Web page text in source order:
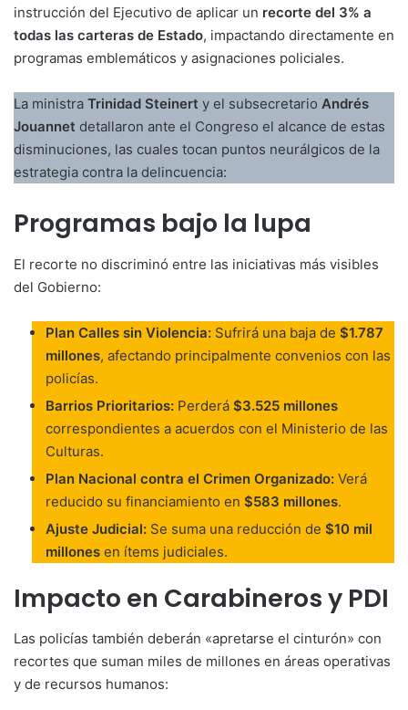
instrucción del Ejecutivo de aplicar un recorte del 3% a
todas las carteras de Estado, impactando directamente en
programas emblemáticos y asignaciones policiales.
La ministra Trinidad Steinert y el subsecretario Andrés
Jouannet detallaron ante el Congreso el alcance de estas
disminuciones, las cuales tocan puntos neurálgicos de la
estrategia contra la delincuencia:
Programas bajo la lupa
El recorte no discriminó entre las iniciativas más visibles
del Gobierno:
Plan Calles sin Violencia: Sufrirá una baja de $1.787
millones, afectando principalmente convenios con las
policías.
Barrios Prioritarios: Perderá $3.525 millones
correspondientes a acuerdos con el Ministerio de las
Culturas.
Plan Nacional contra el Crimen Organizado: Verá
reducido su financiamiento en $583 millones.
Ajuste Judicial: Se suma una reducción de $10 mil
millones en ítems judiciales.
Impacto en Carabineros y PDI
Las policías también deberán «apretarse el cinturón» con
recortes que suman miles de millones en áreas operativas
y de recursos humanos: